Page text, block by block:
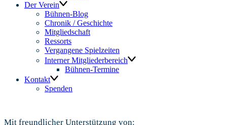
Der Verein
Bühnen-Blog
Chronik / Geschichte
Mitgliedschaft
Ressorts
Vergangene Spielzeiten
Interner Mitgliederbereich
Bühnen-Termine
Kontakt
Spenden
Mit freundlicher Unterstützung von: